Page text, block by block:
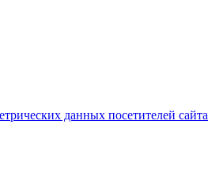
данных посетителей сайта